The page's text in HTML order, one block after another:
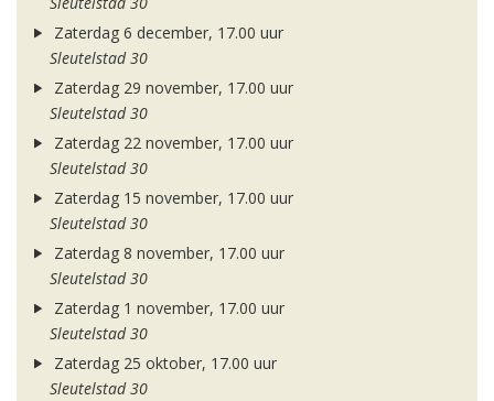
Zaterdag 6 december, 17.00 uur
Sleutelstad 30
Zaterdag 29 november, 17.00 uur
Sleutelstad 30
Zaterdag 22 november, 17.00 uur
Sleutelstad 30
Zaterdag 15 november, 17.00 uur
Sleutelstad 30
Zaterdag 8 november, 17.00 uur
Sleutelstad 30
Zaterdag 1 november, 17.00 uur
Sleutelstad 30
Zaterdag 25 oktober, 17.00 uur
Sleutelstad 30